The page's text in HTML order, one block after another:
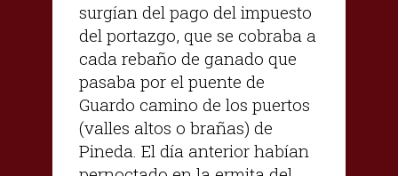
surgían del pago del impuesto
del portazgo, que se cobraba a
cada rebaño de ganado que
pasaba por el puente de
Guardo camino de los puertos
(valles altos o brañas) de
Pineda. El día anterior habían